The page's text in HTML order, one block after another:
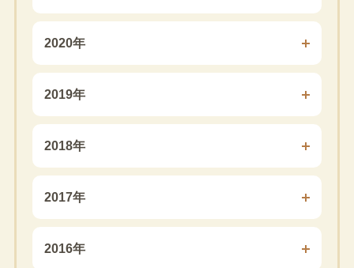
2020年
2019年
2018年
2017年
2016年